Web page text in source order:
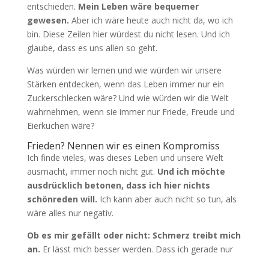
entschieden. Mein Leben wäre bequemer
gewesen. Aber ich wäre heute auch nicht da, wo ich
bin. Diese Zeilen hier würdest du nicht lesen. Und ich
glaube, dass es uns allen so geht.
Was würden wir lernen und wie würden wir unsere
Stärken entdecken, wenn das Leben immer nur ein
Zuckerschlecken wäre? Und wie würden wir die Welt
wahrnehmen, wenn sie immer nur Friede, Freude und
Eierkuchen wäre?
Frieden? Nennen wir es einen Kompromiss
Ich finde vieles, was dieses Leben und unsere Welt
ausmacht, immer noch nicht gut. Und ich möchte
ausdrücklich betonen, dass ich hier nichts
schönreden will. Ich kann aber auch nicht so tun, als
wäre alles nur negativ.
Ob es mir gefällt oder nicht: Schmerz treibt mich
an. Er lässt mich besser werden. Dass ich gerade nur